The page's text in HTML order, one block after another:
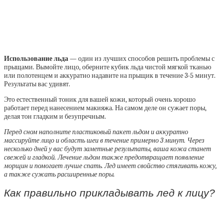
Использование льда— один из лучших способов решить проблемы с
прыщами. Вымойте лицо, оберните кубик льда чистой мягкой тканью
или полотенцем и аккуратно надавите на прыщик в течение 3-5 минут.
Результаты вас удивят.
Это естественный тоник для вашей кожи, который очень хорошо
работает перед нанесением макияжа. На самом деле он сужает поры,
делая тон гладким и безупречным.
Перед сном наполните пластиковый пакет льдом и аккуратно
массируйте лицо и область шеи в течение примерно 3 минут. Через
несколько дней у вас будут заметные результаты, ваша кожа станет
свежей и гладкой. Лечение льдом также предотвращает появление
морщин и помогает лучше спать. Лед имеет свойство стягивать кожу,
а также сужать расширенные поры.
Как правильно прикладывать лед к лицу?